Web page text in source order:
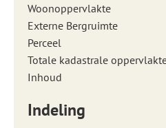
Woonoppervlakte
Externe Bergruimte
Perceel
Totale kadastrale
Inhoud
Indeling